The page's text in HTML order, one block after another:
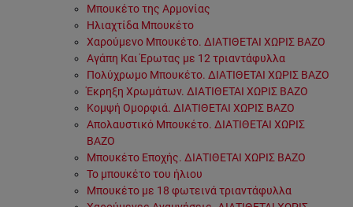
Μπουκέτο της Αρμονίας
Ηλιαχτίδα Μπουκέτο
Χαρούμενο Μπουκέτο. ΔΙΑΤΙΘΕΤΑΙ ΧΩΡΙΣ ΒΑΖΟ
Αγάπη Και Έρωτας με 12 τριαντάφυλλα
Πολύχρωμο Μπουκέτο. ΔΙΑΤΙΘΕΤΑΙ ΧΩΡΙΣ ΒΑΖΟ
Έκρηξη Χρωμάτων. ΔΙΑΤΙΘΕΤΑΙ ΧΩΡΙΣ ΒΑΖΟ
Κομψή Ομορφιά. ΔΙΑΤΙΘΕΤΑΙ ΧΩΡΙΣ ΒΑΖΟ
Απολαυστικό Μπουκέτο. ΔΙΑΤΙΘΕΤΑΙ ΧΩΡΙΣ
ΒΑΖΟ
Μπουκέτο Εποχής. ΔΙΑΤΙΘΕΤΑΙ ΧΩΡΙΣ ΒΑΖΟ
Το μπουκέτο του ήλιου
Μπουκέτο με 18 φωτεινά τριαντάφυλλα